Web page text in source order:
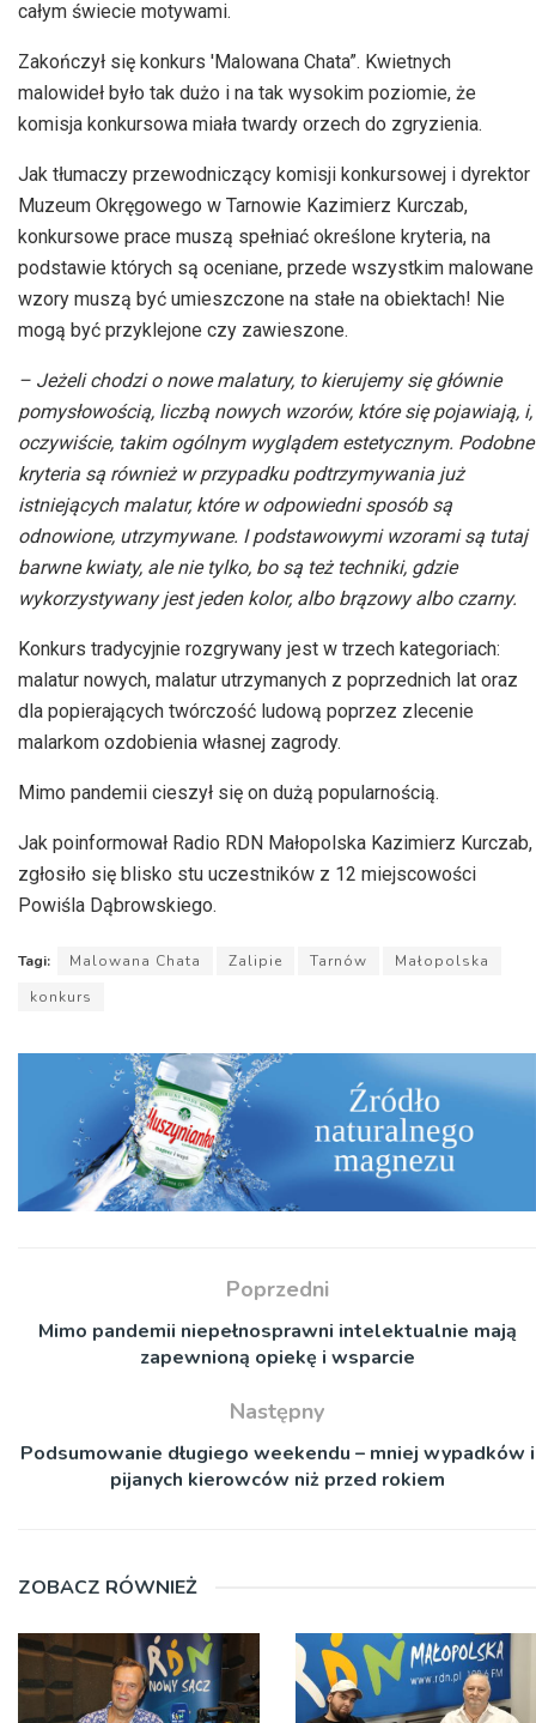
całym świecie motywami.
Zakończył się konkurs 'Malowana Chata”. Kwietnych
malowideł było tak dużo i na tak wysokim poziomie, że
komisja konkursowa miała twardy orzech do zgryzienia.
Jak tłumaczy przewodniczący komisji konkursowej i dyrektor
Muzeum Okręgowego w Tarnowie Kazimierz Kurczab,
konkursowe prace muszą spełniać określone kryteria, na
podstawie których są oceniane, przede wszystkim malowane
wzory muszą być umieszczone na stałe na obiektach! Nie
mogą być przyklejone czy zawieszone.
– Jeżeli chodzi o nowe malatury, to kierujemy się głównie
pomysłowością, liczbą nowych wzorów, które się pojawiają, i,
oczywiście, takim ogólnym wyglądem estetycznym. Podobne
kryteria są również w przypadku podtrzymywania już
istniejących malatur, które w odpowiedni sposób są
odnowione, utrzymywane. I podstawowymi wzorami są tutaj
barwne kwiaty, ale nie tylko, bo są też techniki, gdzie
wykorzystywany jest jeden kolor, albo brązowy albo czarny.
Konkurs tradycyjnie rozgrywany jest w trzech kategoriach:
malatur nowych, malatur utrzymanych z poprzednich lat oraz
dla popierających twórczość ludową poprzez zlecenie
malarkom ozdobienia własnej zagrody.
Mimo pandemii cieszył się on dużą popularnością.
Jak poinformował Radio RDN Małopolska Kazimierz Kurczab,
zgłosiło się blisko stu uczestników z 12 miejscowości
Powiśla Dąbrowskiego.
Tagi: Malowana Chata Zalipie Tarnów
Małopolska
konkurs
Poprzedni
Mimo pandemii niepełnosprawni intelektualnie mają
zapewnioną opiekę i wsparcie
Następny
Podsumowanie długiego weekendu – mniej wypadków i
pijanych kierowców niż przed rokiem
ZOBACZ RÓWNIEŻ